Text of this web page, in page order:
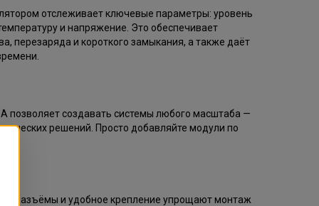
отслеживает ключевые параметры: уровень
и напряжение. Это обеспечивает
перезаряда и короткого замыкания, а также даёт
позволяет создавать системы любого масштаба —
решений. Просто добавляйте модули по
разъёмы и удобное крепление упрощают монтаж